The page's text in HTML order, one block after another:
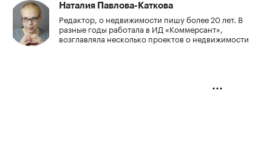
Наталия Павлова-Каткова
Редактор, о недвижимости пишу более 20 лет. В
разные годы работала в ИД «Коммерсант»,
возглавляла несколько проектов о недвижимости